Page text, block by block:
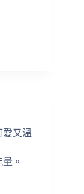
愛又溫
。